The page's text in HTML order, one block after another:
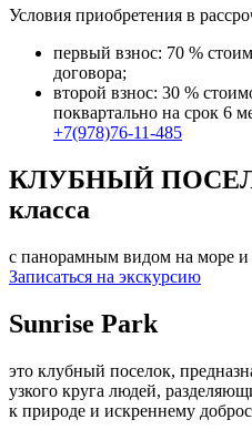
Условия приобретения в
первый взнос: 70 %
договора;
второй взнос: 30 %
поквартально на срок 6
+7(978)76-11-485
КЛУБНЫЙ
класса
с панорамным видом на море
Записаться на экскурсию
Sunrise Park
это клубный поселок,
узкого круга людей,
к природе и искреннему